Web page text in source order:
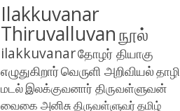
Ilakkuvanar
Thiruvalluvanநூல்
ilakkuvanarதோழர் தியாகு
எழுதுகிறார்வெருளி அறிவியல்தாழி
மடல்இலக்குவனார் திருவள்ளுவன்
வைகை அனிசுதிருவள்ளுவர்தமிழ்